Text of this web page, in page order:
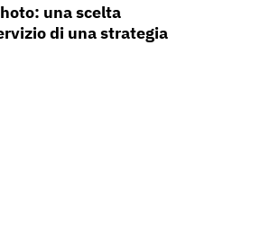
una scelta
di una strategia